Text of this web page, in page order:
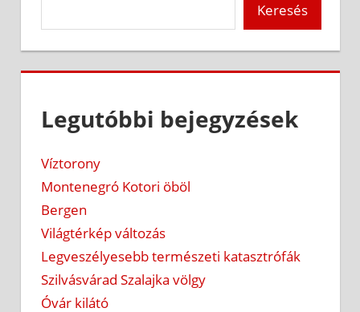
Keresés
Legutóbbi bejegyzések
Víztorony
Montenegró Kotori öböl
Bergen
Világtérkép változás
Legveszélyesebb természeti katasztrófák
Szilvásvárad Szalajka völgy
Óvár kilátó